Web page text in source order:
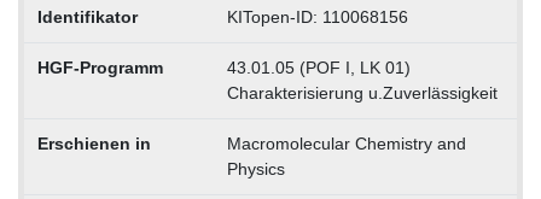
Identifikator KITopen-ID: 110068156
HGF-Programm
43.01.05 (POF I, LK 01)
Charakterisierung u.Zuverlässigkeit
Erschienen in
Macromolecular Chemistry and
Physics